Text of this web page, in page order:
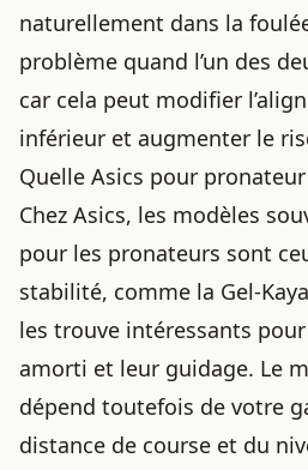
naturellement dans la
problème quand l’un des
car cela peut modifier
inférieur et augmenter le
Quelle Asics pour pronateur
Chez Asics, les modèles
pour les pronateurs sont
stabilité, comme la Gel-
les trouve intéressants
amorti et leur guidage. Le
dépend toutefois de votre
distance de course et du